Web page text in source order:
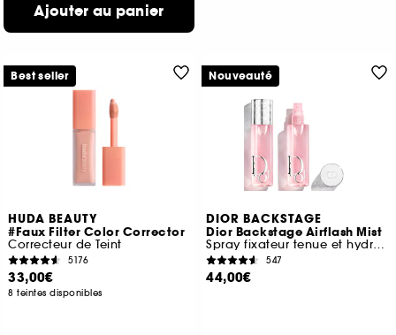
Ajouter au panier
HUDA BEAUTY
#Faux Filter Color Corrector
Correcteur de Teint
5176
33,00€
8 teintes disponibles
Best seller
DIOR BACKSTAGE
Dior Backstage Airflash Mist
Spray fixateur tenue et hydratation 24 h
547
44,00€
Nouveauté